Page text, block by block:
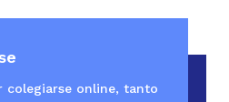
colegiarse online, tanto